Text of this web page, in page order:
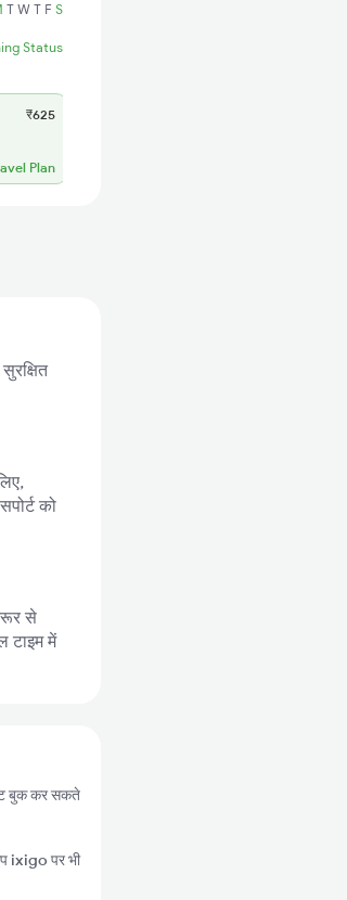
T W T F S
Status
₹625
Plan
को
से
टाइम में
बुक कर सकते
ixigoपर भी